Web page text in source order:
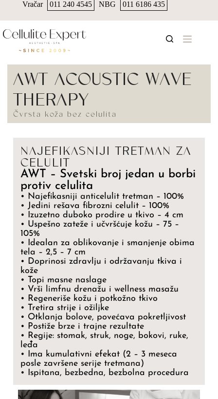
Vračar 011 240 4545 NBG 011 6186 435
AWT ACOUSTIC WAVE
THERAPY
Čvrsta koža bez celulita
NAJEFIKASNIJI TRETMAN ZA
CELULIT
AWT
– Svetski broj jedan u borbi
protiv celulita
• Najefikasniji anticelulit tretman – 100%
• Jedini rešava fibrozni celulit – 100%
• Izuzetno duboko prodire u tkivo – 4 cm
• Uspešno zateže i učvršćuje kožu – 75 –
105%
• Idealan za oblikovanje i smanjenje obima
tela – 2,5 – 7 cm
• Doprinosi zdravlju i održavanju tkiva i
kože
• Topi masne naslage
• Vrši limfnu drenažu i wellness masažu
• Regeneriše kožu i potkožno tkivo
• Tretira strije i ožiljke
• Otklanja bolove, povećava pokretljivost
• Postiže brze i trajne rezultate
• Regije: stomak, struk, noge, bokovi, ruke,
leđa
• Ima kumulativni efekat (2 – 3 meseca
posle završene serije tretmana)
• Ispitana, bezbedna, bezbolna procedura